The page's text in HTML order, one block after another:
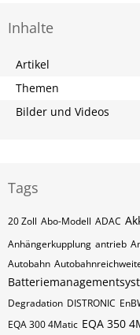
Inhalte
Artikel
Themen
Bilder und Videos
Tags
20 Zoll Abo-Modell ADAC
Anhängerkupplung antrieb
Autobahn
Degradation DISTRONIC
EQA 300 4Matic EQA 350